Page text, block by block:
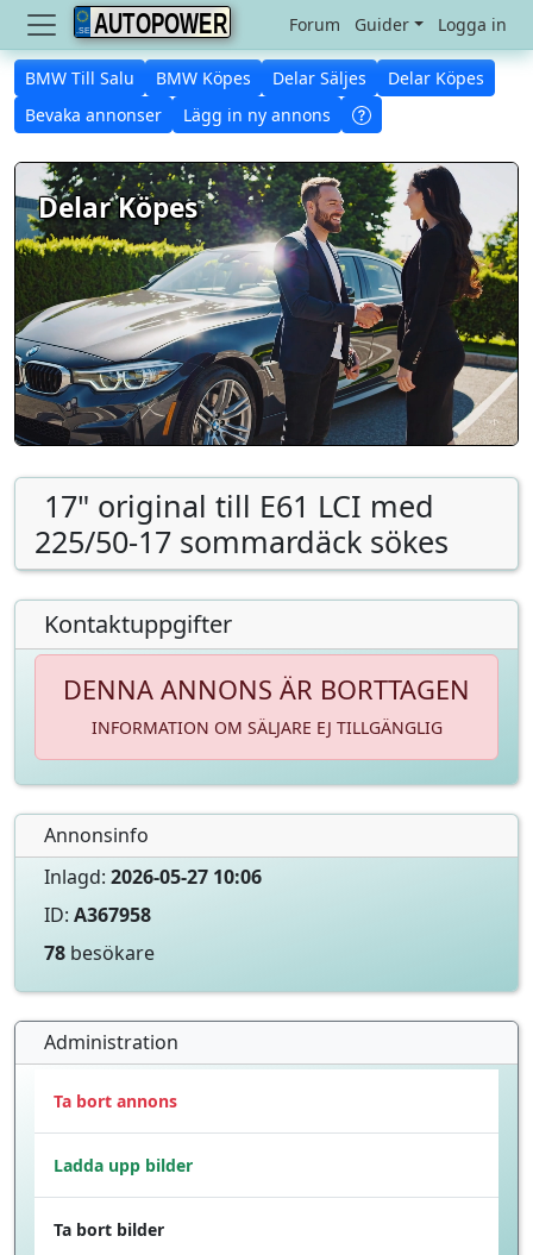
AUTOPOWER Forum Guider Logga in
BMW Till Salu BMW Köpes Delar Säljes
Delar Köpes
Bevaka annonser
Lägg in ny annons
Delar Köpes
17" original till E61 LCI med
225/50-17 sommardäck sökes
Kontaktuppgifter
DENNA ANNONS ÄR BORTTAGEN
INFORMATION OM SÄLJARE EJ TILLGÄNGLIG
Annonsinfo
Inlagd: 2026-05-27 10:06
ID: A367958
78 besökare
Administration
Ta bort annons
Ladda upp bilder
Ta bort bilder